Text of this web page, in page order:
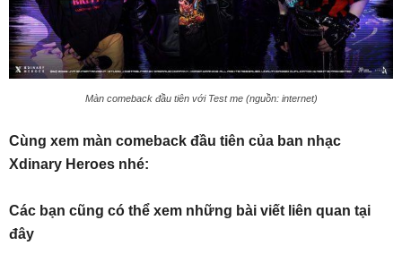
Màn comeback đầu tiên với Test me (nguồn: internet)
Cùng xem màn comeback đầu tiên của ban nhạc
Xdinary Heroes nhé:
Các bạn cũng có thể xem những bài viết liên quan tại
đây